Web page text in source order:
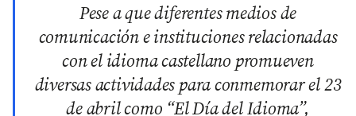
Pese a que diferentes medios de
comunicación e instituciones relacionadas
con el idioma castellano promueven
diversas actividades para conmemorar el 23
de abril como “El Día del Idioma”,